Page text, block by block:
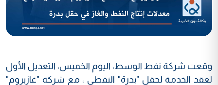
وقعت شركة نفط الوسط، اليوم الخميس، التعديل الأول
لعقد الخدمة لحقل "بدرة" النفطي ، مع شركة "غازبروم"